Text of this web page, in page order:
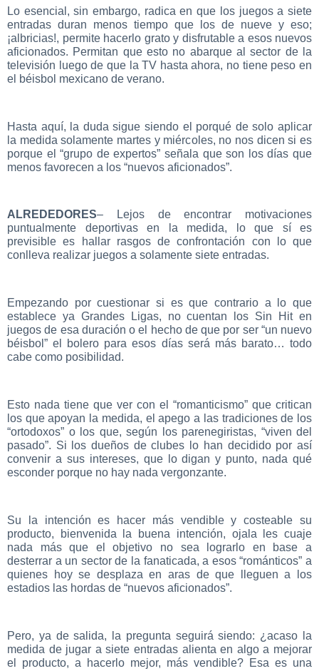
Lo esencial, sin embargo, radica en que los juegos a siete
entradas duran menos tiempo que los de nueve y eso;
¡albricias!, permite hacerlo grato y disfrutable a esos nuevos
aficionados. Permitan que esto no abarque al sector de la
televisión luego de que la TV hasta ahora, no tiene peso en
el béisbol mexicano de verano.
Hasta aquí, la duda sigue siendo el porqué de solo aplicar
la medida solamente martes y miércoles, no nos dicen si es
porque el “grupo de expertos” señala que son los días que
menos favorecen a los “nuevos aficionados”.
ALREDEDORES– Lejos de encontrar motivaciones
puntualmente deportivas en la medida, lo que sí es
previsible es hallar rasgos de confrontación con lo que
conlleva realizar juegos a solamente siete entradas.
Empezando por cuestionar si es que contrario a lo que
establece ya Grandes Ligas, no cuentan los Sin Hit en
juegos de esa duración o el hecho de que por ser “un nuevo
béisbol” el bolero para esos días será más barato… todo
cabe como posibilidad.
Esto nada tiene que ver con el “romanticismo” que critican
los que apoyan la medida, el apego a las tradiciones de los
“ortodoxos” o los que, según los parenegiristas, “viven del
pasado”. Si los dueños de clubes lo han decidido por así
convenir a sus intereses, que lo digan y punto, nada qué
esconder porque no hay nada vergonzante.
Su la intención es hacer más vendible y costeable su
producto, bienvenida la buena intención, ojala les cuaje
nada más que el objetivo no sea lograrlo en base a
desterrar a un sector de la fanaticada, a esos “románticos” a
quienes hoy se desplaza en aras de que lleguen a los
estadios las hordas de “nuevos aficionados”.
Pero, ya de salida, la pregunta seguirá siendo: ¿acaso la
medida de jugar a siete entradas alienta en algo a mejorar
el producto, a hacerlo mejor, más vendible? Esa es una